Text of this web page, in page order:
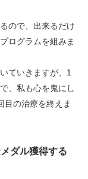
ので、出来るだけ
ログラムを組みま
ていきますが、1
、私も心を鬼にし
目の治療を終えま
ダル獲得する